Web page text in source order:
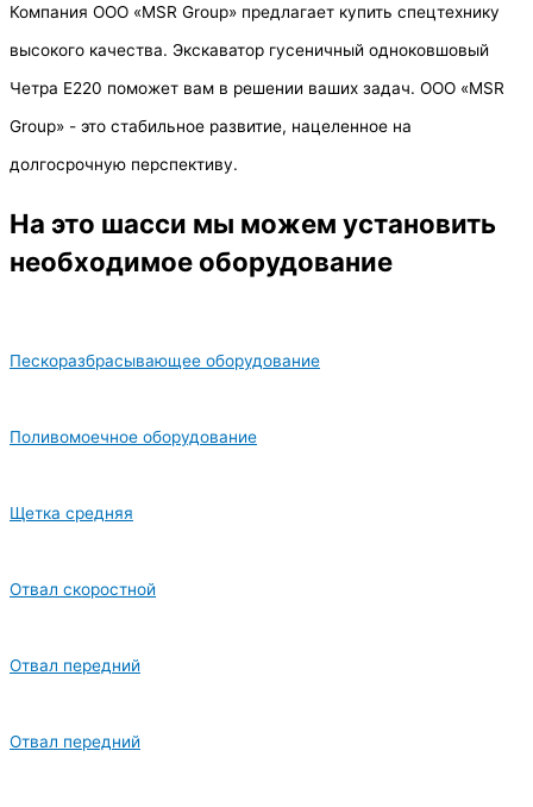
Компания ООО «MSR Group» предлагает купить спецтехнику
высокого качества. Экскаватор гусеничный одноковшовый
Четра Е220 поможет вам в решении ваших задач. ООО «MSR
Group» - это стабильное развитие, нацеленное на
долгосрочную перспективу.
На это шасси мы можем установить
необходимое оборудование
Пескоразбрасывающее оборудование
Поливомоечное оборудование
Щетка средняя
Отвал скоростной
Отвал передний
Отвал передний